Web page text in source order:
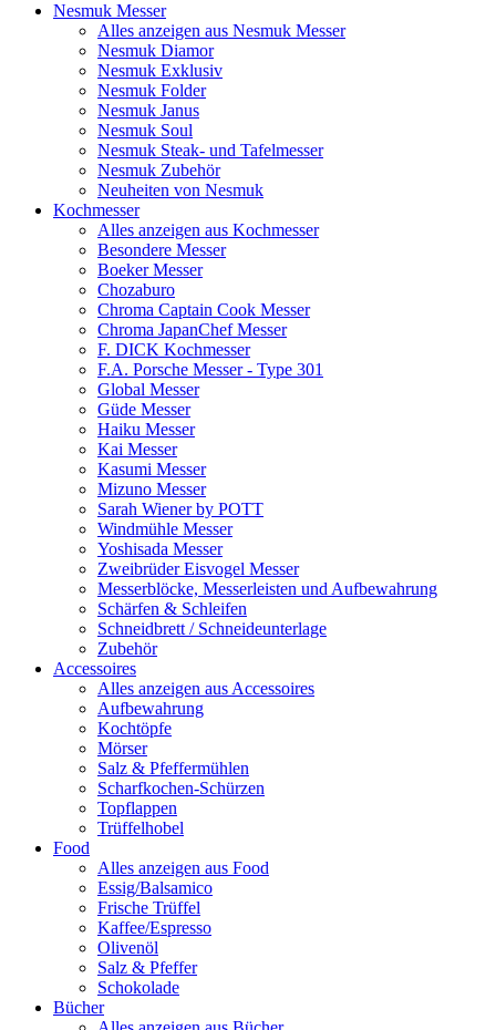
Nesmuk Messer
Alles anzeigen aus Nesmuk Messer
Nesmuk Diamor
Nesmuk Exklusiv
Nesmuk Folder
Nesmuk Janus
Nesmuk Soul
Nesmuk Steak- und Tafelmesser
Nesmuk Zubehör
Neuheiten von Nesmuk
Kochmesser
Alles anzeigen aus Kochmesser
Besondere Messer
Boeker Messer
Chozaburo
Chroma Captain Cook Messer
Chroma JapanChef Messer
F. DICK Kochmesser
F.A. Porsche Messer - Type 301
Global Messer
Güde Messer
Haiku Messer
Kai Messer
Kasumi Messer
Mizuno Messer
Sarah Wiener by POTT
Windmühle Messer
Yoshisada Messer
Zweibrüder Eisvogel Messer
Messerblöcke, Messerleisten und Aufbewahrung
Schärfen & Schleifen
Schneidbrett / Schneideunterlage
Zubehör
Accessoires
Alles anzeigen aus Accessoires
Aufbewahrung
Kochtöpfe
Mörser
Salz & Pfeffermühlen
Scharfkochen-Schürzen
Topflappen
Trüffelhobel
Food
Alles anzeigen aus Food
Essig/Balsamico
Frische Trüffel
Kaffee/Espresso
Olivenöl
Salz & Pfeffer
Schokolade
Bücher